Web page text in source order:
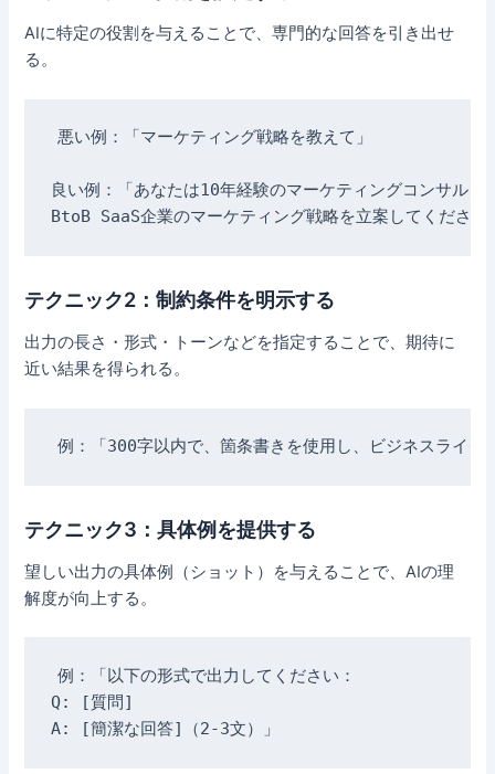
AIに特定の役割を与えることで、専門的な回答を引き出せ
る。
悪い例：「マーケティング戦略を教えて」
良い例：「あなたは10年経験のマーケティングコンサルタ
テクニック2：制約条件を明示する
出力の長さ・形式・トーンなどを指定することで、期待に
近い結果を得られる。
テクニック3：具体例を提供する
望しい出力の具体例（ショット）を与えることで、AIの理
解度が向上する。
例：「以下の形式で出力してください：
Q: [質問]